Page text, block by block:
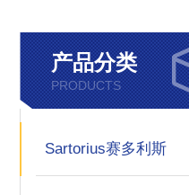
产品分类
PRODUCTS
Sartorius赛多利斯